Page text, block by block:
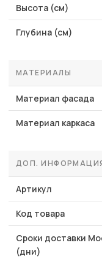
Высота (см)
Глубина (см)
МАТЕРИАЛЫ
Материал фасада
Материал каркаса
ДОП.
Артикул
Код товара
Сроки доставки
(дни)